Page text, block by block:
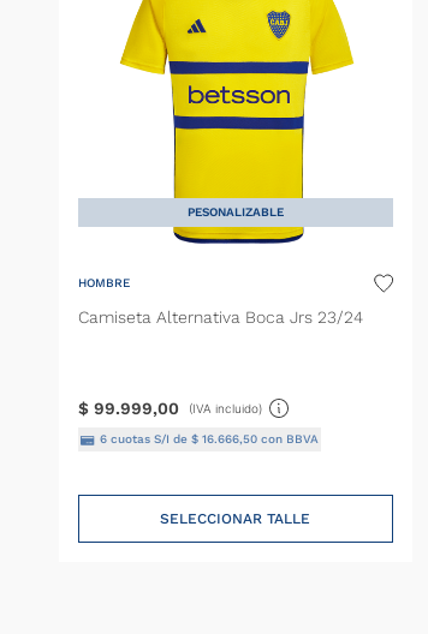
PESONALIZABLE
HOMBRE
Camiseta Alternativa Boca Jrs 23/24
$ 99.999,00 (IVA incluido)
6 cuotas S/I de$ 16.666,50 con BBVA
SELECCIONAR TALLE